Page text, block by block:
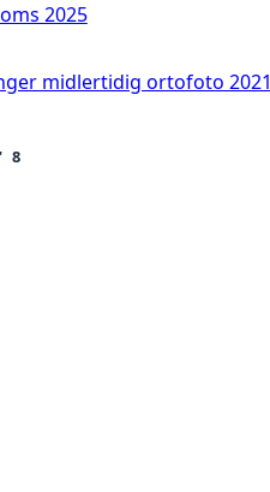
2025
midlertidig ortofoto 2021
8